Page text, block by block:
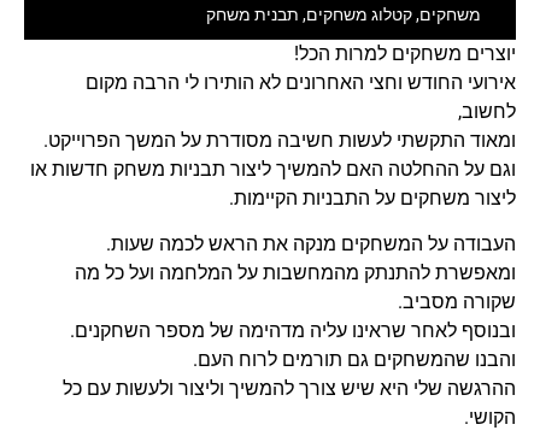
משחקים,קטלוג משחקים,תבנית משחק
יוצרים משחקים למרות הכל!
אירועי החודש וחצי האחרונים לא הותירו לי הרבה מקום
לחשוב,
ומאוד התקשתי לעשות חשיבה מסודרת על המשך הפרוייקט.
וגם על ההחלטה האם להמשיך ליצור תבניות משחק חדשות או
ליצור משחקים על התבניות הקיימות.
העבודה על המשחקים מנקה את הראש לכמה שעות.
ומאפשרת להתנתק מהמחשבות על המלחמה ועל כל מה
שקורה מסביב.
ובנוסף לאחר שראינו עליה מדהימה של מספר השחקנים.
והבנו שהמשחקים גם תורמים לרוח העם.
ההרגשה שלי היא שיש צורך להמשיך וליצור ולעשות עם כל
הקושי.